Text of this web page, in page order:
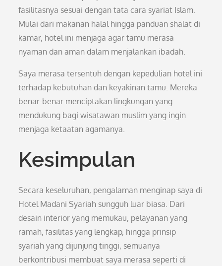
fasilitasnya sesuai dengan tata cara syariat Islam.
Mulai dari makanan halal hingga panduan shalat di
kamar, hotel ini menjaga agar tamu merasa
nyaman dan aman dalam menjalankan ibadah.
Saya merasa tersentuh dengan kepedulian hotel ini
terhadap kebutuhan dan keyakinan tamu. Mereka
benar-benar menciptakan lingkungan yang
mendukung bagi wisatawan muslim yang ingin
menjaga ketaatan agamanya.
Kesimpulan
Secara keseluruhan, pengalaman menginap saya di
Hotel Madani Syariah sungguh luar biasa. Dari
desain interior yang memukau, pelayanan yang
ramah, fasilitas yang lengkap, hingga prinsip
syariah yang dijunjung tinggi, semuanya
berkontribusi membuat saya merasa seperti di